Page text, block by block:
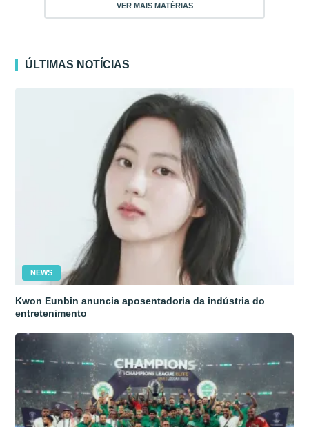
VER MAIS MATÉRIAS
ÚLTIMAS NOTÍCIAS
NEWS
Kwon Eunbin anuncia aposentadoria da indústria do
entretenimento